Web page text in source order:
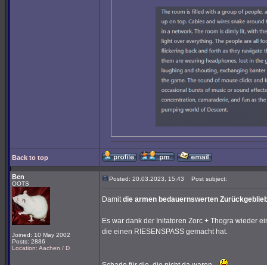
Back to top
Ben
OOTS
Joined: 10 May 2002
Posts: 2886
Location: Aachen / D
Posted: 20.03.2023, 15:43 Post subject:
Damitdie armen bedauernswerten
Es war dank der Initatoren Zorc + Thogra wieder
die einen RIESENSPASS gemacht hat.